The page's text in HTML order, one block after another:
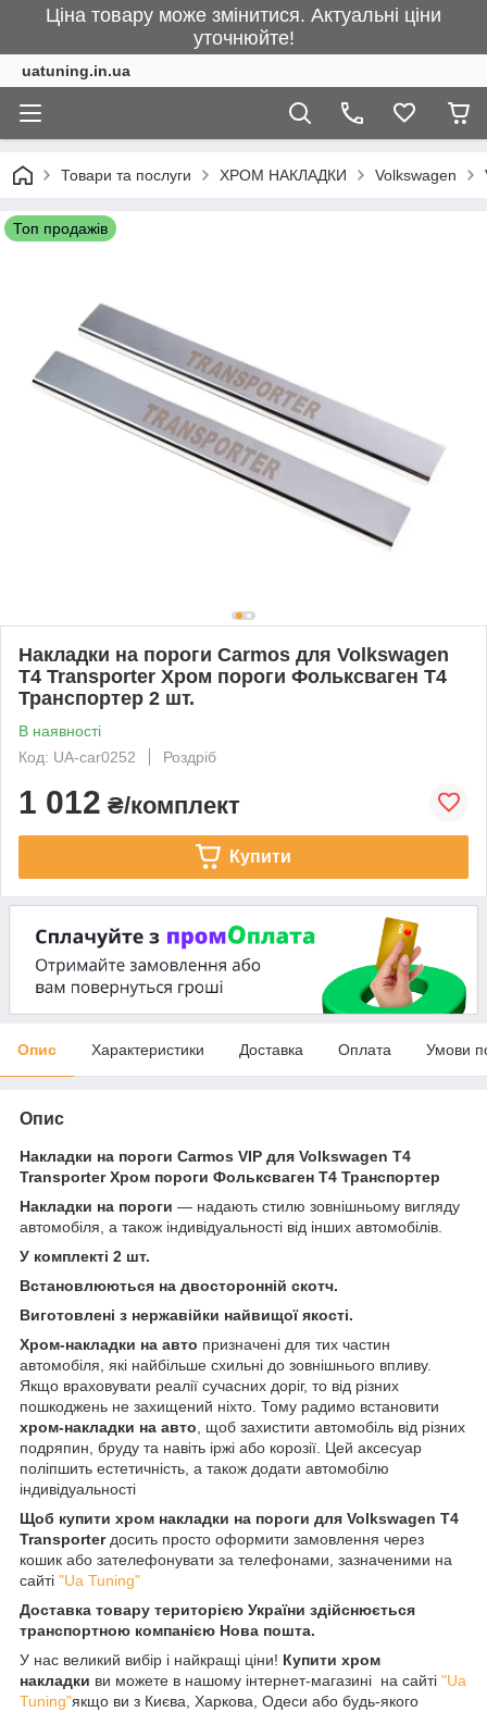
Ціна товару може змінитися. Актуальні ціни
уточнюйте!
uatuning.in.ua
Товари та послуги ХРОМ НАКЛАДКИ Volkswagen
Топ продажів
Накладки на пороги Carmos для Volkswagen
T4 Transporter Хром пороги Фольксваген Т4
Транспортер 2 шт.
В наявності
Код: UA-car0252
Роздріб
1 012 ₴/комплект
Купити
Опис Характеристики Доставка Оплата Умови
Опис
Накладки на пороги Carmos VIP для Volkswagen T4
Transporter Хром пороги Фольксваген Т4 Транспортер
Накладки на пороги — надають стилю зовнішньому вигляду
автомобіля, а також індивідуальності від інших автомобілів.
У комплекті 2 шт.
Встановлюються на двосторонній скотч.
Виготовлені з нержавійки найвищої якості.
Хром-накладки на авто призначені для тих частин
автомобіля, які найбільше схильні до зовнішнього впливу.
Якщо враховувати реалії сучасних доріг, то від різних
пошкоджень не захищений ніхто. Тому радимо встановити
хром-накладки на авто, щоб захистити автомобіль від різних
подряпин, бруду та навіть іржі або корозії. Цей аксесуар
поліпшить естетичність, а також додати автомобілю
індивідуальності
Щоб купити хром накладки на пороги для Volkswagen T4
Transporter досить просто оформити замовлення через
кошик або зателефонувати за телефонами, зазначеними на
сайті "Ua Tuning"
Доставка товару територією України здійснюється
транспортною компанією Нова пошта.
У нас великий вибір і найкращі ціни! Купити хром
накладки ви можете в нашому інтернет-магазині на сайті "Ua
Tuning"якщо ви з Києва, Харкова, Одеси або будь-якого